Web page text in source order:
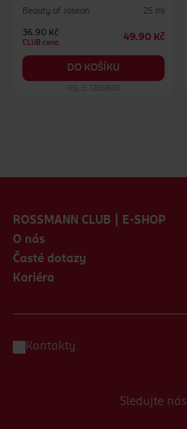
Beauty of Joseon 25 ml
36.90 Kč
CLUB cena
49.90 Kč
DO KOŠÍKU
Obj. č.: 1205800
ROSSMANN CLUB | E-SHOP
O nás
Časté dotazy
Kariéra
Kontakty
Sledujte nás